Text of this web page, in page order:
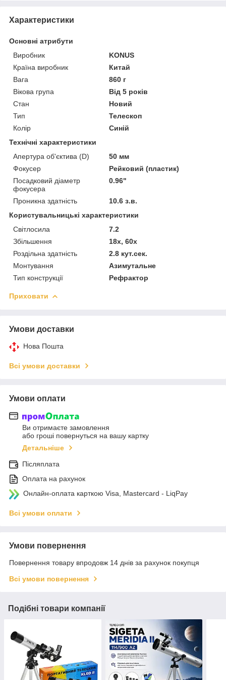
Характеристики
Основні атрибути
Виробник
KONUS
Країна виробник
Китай
Вага
860 г
Вікова група
Від 5 років
Стан
Новий
Тип
Телескоп
Колір
Синій
Технічні характеристики
Апертура об'єктива (D)
50 мм
Фокусер
Рейковий (пластик)
Посадковий діаметр
фокусера
0.96"
Проникна здатність
10.6 з.в.
Користувальницькі характеристики
Світлосила
7.2
Збільшення
18x, 60x
Роздільна здатність
2.8 кут.сек.
Монтування
Азимутальне
Тип конструкції
Рефрактор
Приховати
Умови доставки
Нова Пошта
Всі умови доставки
Умови оплати
Ви отримаєте замовлення
або гроші повернуться на вашу картку
Детальніше
Післяплата
Оплата на рахунок
Онлайн-оплата карткою Visa, Mastercard - LiqPay
Всі умови оплати
Умови повернення
Повернення товару впродовж 14 днів за рахунок покупця
Всі умови повернення
Подібні товари компанії